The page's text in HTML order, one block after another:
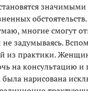
значимыми
многие смогут
не задумываясь.
из практики.
на консультацию и
нарисована